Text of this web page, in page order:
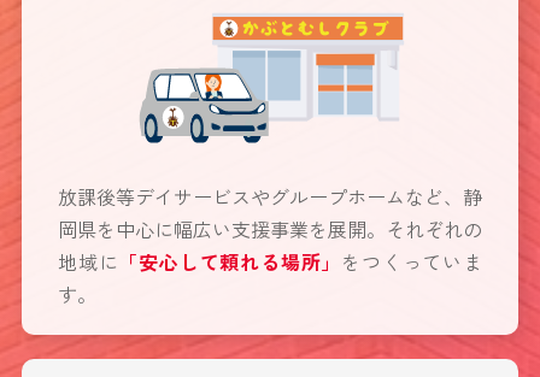
放課後等デイサービスやグループホームなど、静
岡県を中心に幅広い支援事業を展開。それぞれの
地域に 「安心して頼れる場所」 をつくっていま
す。